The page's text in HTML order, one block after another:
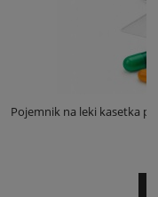
tabletki 7 dni 4 pory dnia